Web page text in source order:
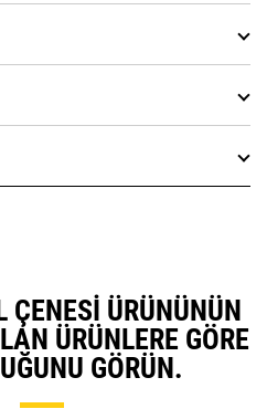
ÇENESI ÜRÜNÜNÜN
ÜRÜNLERE GÖRE
GÖRÜN.